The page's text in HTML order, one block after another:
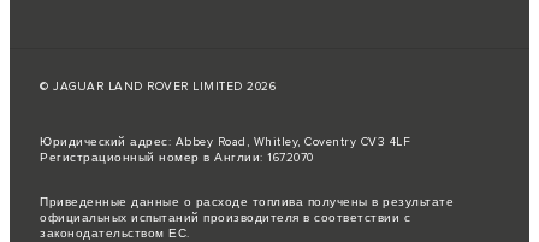
© JAGUAR LAND ROVER LIMITED 2026
Юридический адрес: Abbey Road, Whitley, Coventry CV3 4LF
Регистрационный номер в Англии: 1672070
Приведенные данные о расходе топлива получены в результате
официальных испытаний производителя в соответствии с
законодательством ЕС.